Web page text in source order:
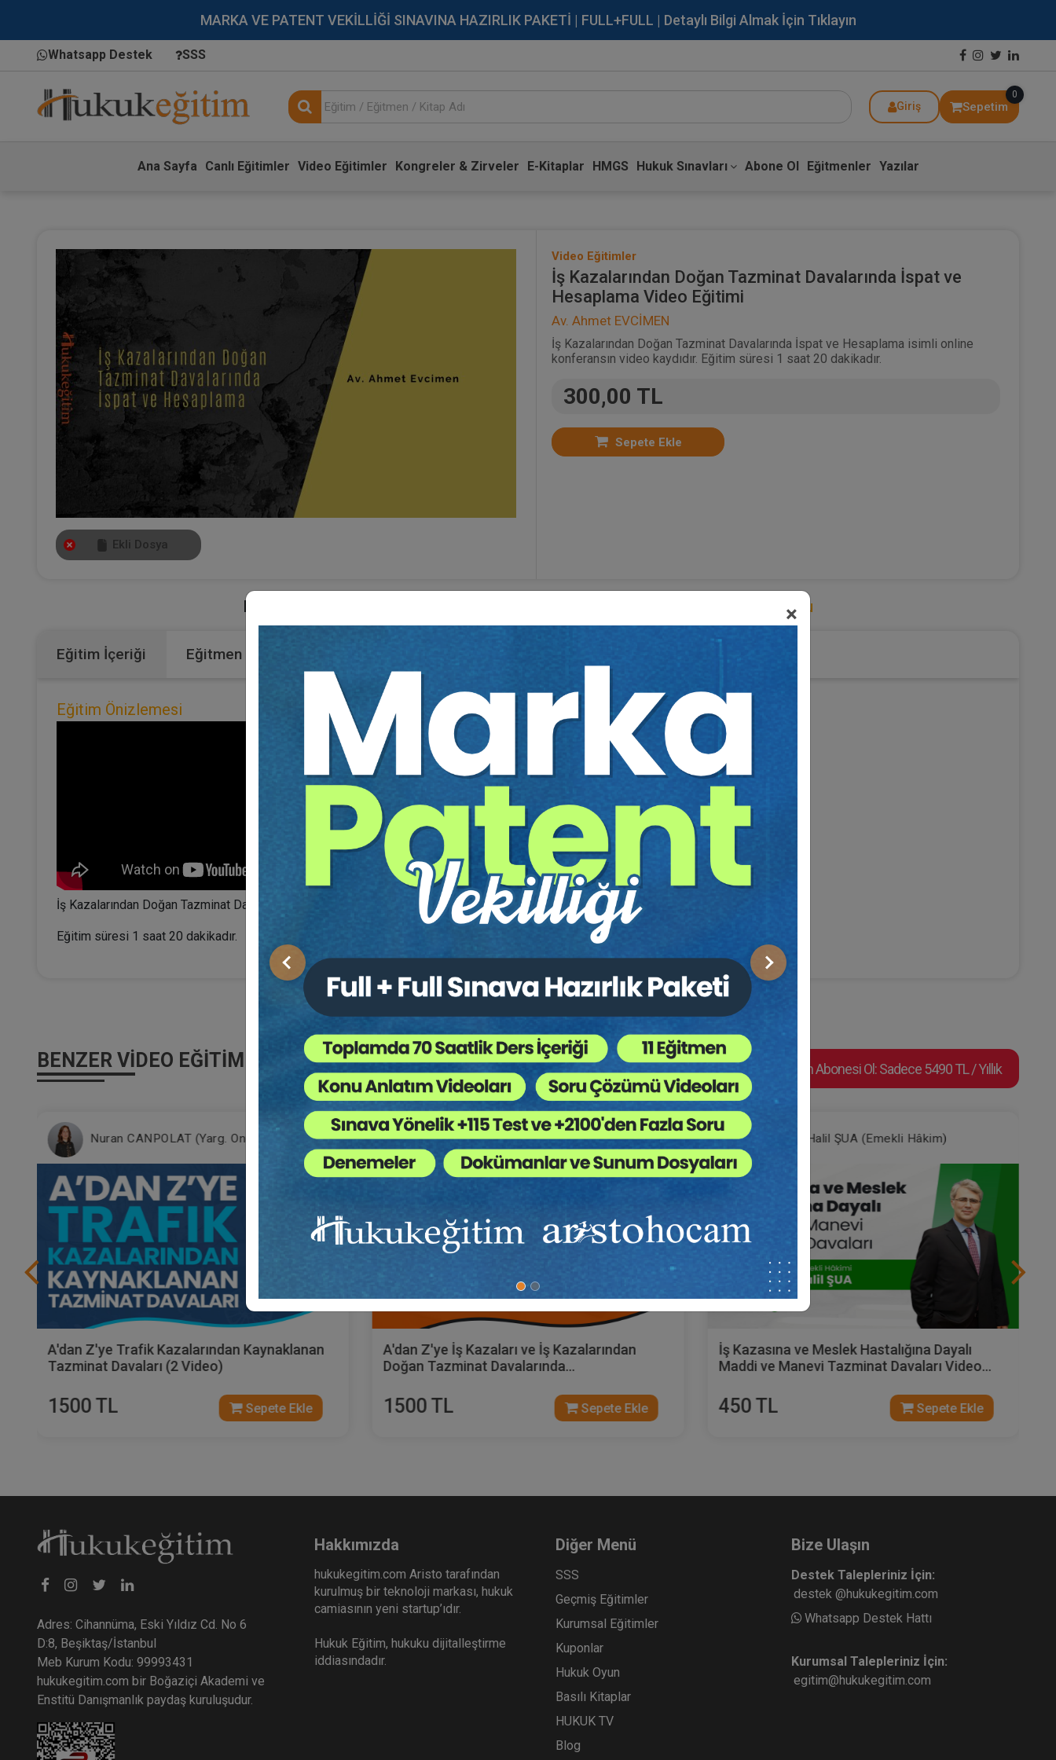
MARKA VE PATENT VEKİLLİĞİ SINAVINA HAZIRLIK PAKETİ | FULL+FULL | Detaylı Bilgi Almak İçin Tıklayın
Whatsapp Destek SSS
Giriş Sepetim
0
Ana Sayfa Canlı Eğitimler Video Eğitimler Kongreler & Zirveler E-Kitaplar HMGS Hukuk Sınavları Abone Ol Eğitmenler Yazılar
×
Önceki Sonraki
Ekli Dosya
Video Eğitimler
İş Kazalarından Doğan Tazminat Davalarında İspat ve
Hesaplama Video Eğitimi
Av. Ahmet EVCİMEN
İş Kazalarından Doğan Tazminat Davalarında İspat ve Hesaplama isimli online
konferansın video kaydıdır. Eğitim süresi 1 saat 20 dakikadır.
300,00 TL
Sepete Ekle
Kategoriler: Tazminat Hukuku
Eğitim İçeriği Eğitmen
Eğitim Önizlemesi
İş Kazalarından Doğan Tazminat Davalarında İspat ve Hesaplama isimli online konferansın video kaydıdır.
Eğitim süresi 1 saat 20 dakikadır.
BENZER VIDEO EĞITIMLER Video Eğitim Abonesi Ol: Sadece 5490 TL / Yıllık
Nuran CANPOLAT (Yarg. Onur. Üy.)
A'dan Z'ye Trafik Kazalarından Kaynaklanan
Tazminat Davaları (2 Video)
1500 TL Sepete Ekle
Av. Ahmet EVCİMEN
A'dan Z'ye İş Kazaları ve İş Kazalarından
Doğan Tazminat Davalarında
Video)
1500 TL Sepete Ekle
İbrahim Halil ŞUA (Emekli Hâkim)
İş Kazasına ve Meslek Hastalığına Dayalı
Maddi ve Manevi Tazminat Davaları Video
450 TL Sepete Ekle
Adres: Cihannüma, Eski Yıldız Cd. No 6
D:8, Beşiktaş/İstanbul
Meb Kurum Kodu: 99993431
hukukegitim.com bir Boğaziçi Akademi ve
Enstitü Danışmanlık paydaş kuruluşudur.
Hakkımızda
hukukegitim.com Aristo tarafından
kurulmuş bir teknoloji markası, hukuk
camiasının yeni startup’ıdır.
Hukuk Eğitim, hukuku dijitalleştirme
iddiasındadır.
Diğer Menü
SSS
Geçmiş Eğitimler
Kurumsal Eğitimler
Kuponlar
Hukuk Oyun
Basılı Kitaplar
HUKUK TV
Blog
Bize Ulaşın
Destek Talepleriniz İçin:
destek @hukukegitim.com
Whatsapp Destek Hattı
Kurumsal Talepleriniz İçin:
egitim@hukukegitim.com